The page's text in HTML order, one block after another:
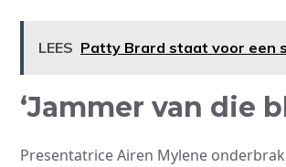
LEES Patty Brard staat voor een
‘Jammer van die
Presentatrice Airen Mylene